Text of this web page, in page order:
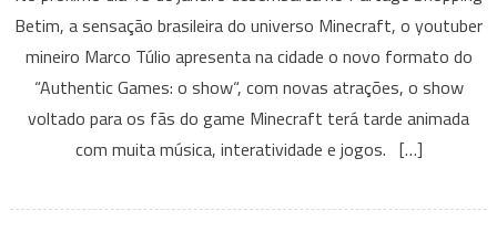
O
Show
Betim, a sensação brasileira do universo Minecraft, o youtuber
mineiro Marco Túlio apresenta na cidade o novo formato do
“Authentic Games: o show“, com novas atrações, o show
voltado para os fãs do game Minecraft terá tarde animada
com muita música, interatividade e jogos. […]